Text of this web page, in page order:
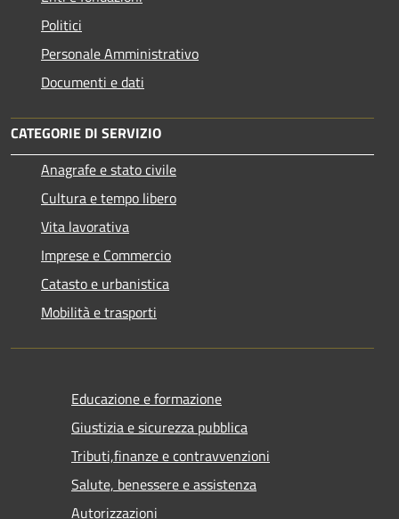
Politici
Personale Amministrativo
Documenti e dati
CATEGORIE DI SERVIZIO
Anagrafe e stato civile
Cultura e tempo libero
Vita lavorativa
Imprese e Commercio
Catasto e urbanistica
Mobilità e trasporti
Educazione e formazione
Giustizia e sicurezza pubblica
Tributi,finanze e contravvenzioni
Salute, benessere e assistenza
Autorizzazioni